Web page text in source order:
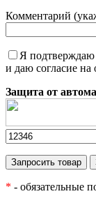
Комментарий
Я подтверждаю
и даю согласие
Защита от
* - обязательные